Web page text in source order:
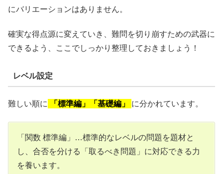
にバリエーションはありません。
確実な得点源に変えていき、難問を切り崩すための武器に
できるよう、ここでしっかり整理しておきましょう！
レベル設定
難しい順に 「標準編」「基礎編」 に分かれています。
「関数 標準編」…標準的なレベルの問題を題材と
し、合否を分ける「取るべき問題」に対応できる力
を養います。